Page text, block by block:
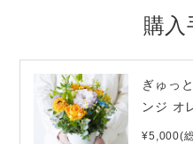
購入
ぎゅっ
ンジ オ
¥5,000(